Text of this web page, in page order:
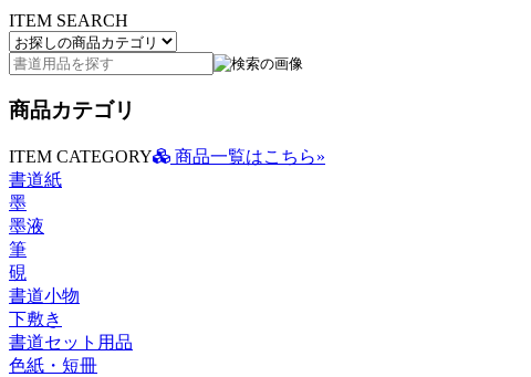
ITEM SEARCH
商品カテゴリ
ITEM CATEGORY
商品一覧はこちら»
書道紙
墨
墨液
筆
硯
書道小物
下敷き
書道セット用品
色紙・短冊